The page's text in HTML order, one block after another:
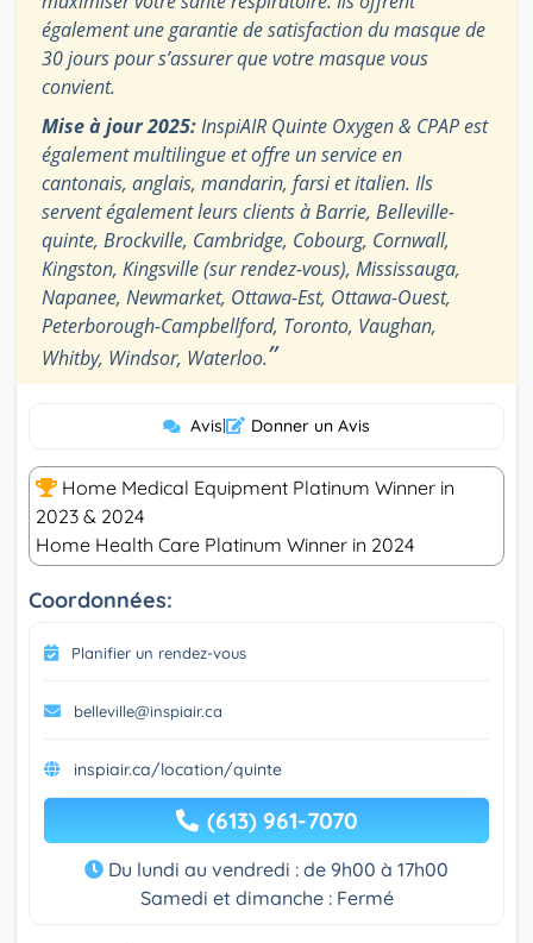
également une garantie de satisfaction du masque de
30 jours pour s’assurer que votre masque vous
convient.
Mise à jour 2025:InspiAIR Quinte Oxygen & CPAP est
également multilingue et offre un service en
cantonais, anglais, mandarin, farsi et italien. Ils
servent également leurs clients à Barrie, Belleville-
quinte, Brockville, Cambridge, Cobourg, Cornwall,
Kingston, Kingsville (sur rendez-vous), Mississauga,
Napanee, Newmarket, Ottawa-Est, Ottawa-Ouest,
Peterborough-Campbellford, Toronto, Vaughan,
Whitby, Windsor, Waterloo.”
Avis| Donner un Avis
Home Medical Equipment Platinum Winner in
2023 & 2024
Home Health Care Platinum Winner in 2024
Coordonnées:
Planifier un rendez-vous
belleville@inspiair.ca
inspiair.ca/location/quinte
(613) 961-7070
Du lundi au vendredi : de 9h00 à 17h00
Samedi et dimanche : Fermé